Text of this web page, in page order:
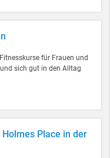
für Frauen und
sich gut in den Alltag
Place in der